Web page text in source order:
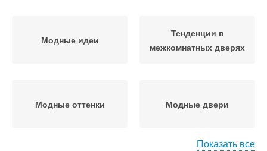
Модные идеи
Тенденции в
межкомнатных дверях
Модные оттенки Модные двери
Показать все